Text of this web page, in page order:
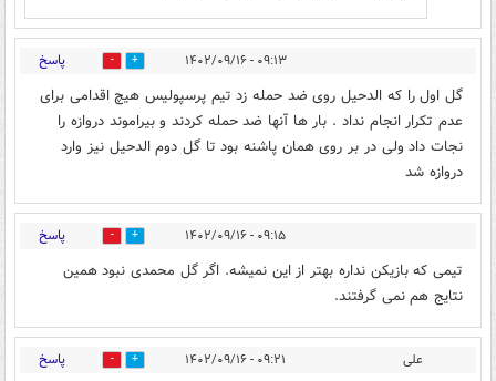
۰۹:۱۳ - ۱۴۰۲/۰۹/۱۶ 12 پاسخ
گل اول را که الدحیل روی ضد حمله زد تیم پرسپولیس هیچ اقدامی برای
عدم تکرار انجام نداد . بار ها آنها ضد حمله کردند و بیراموند دروازه را
نجات داد ولی در بر روی همان پاشنه بود تا گل دوم الدحیل نیز وارد
دروازه شد
۰۹:۱۵ - ۱۴۰۲/۰۹/۱۶ 1 پاسخ
تیمی که بازیکن نداره بهتر از این نمیشه. اگر گل محمدی نبود همین
نتایج هم نمی گرفتند.
علی ۰۹:۲۱ - ۱۴۰۲/۰۹/۱۶ 12 پاسخ